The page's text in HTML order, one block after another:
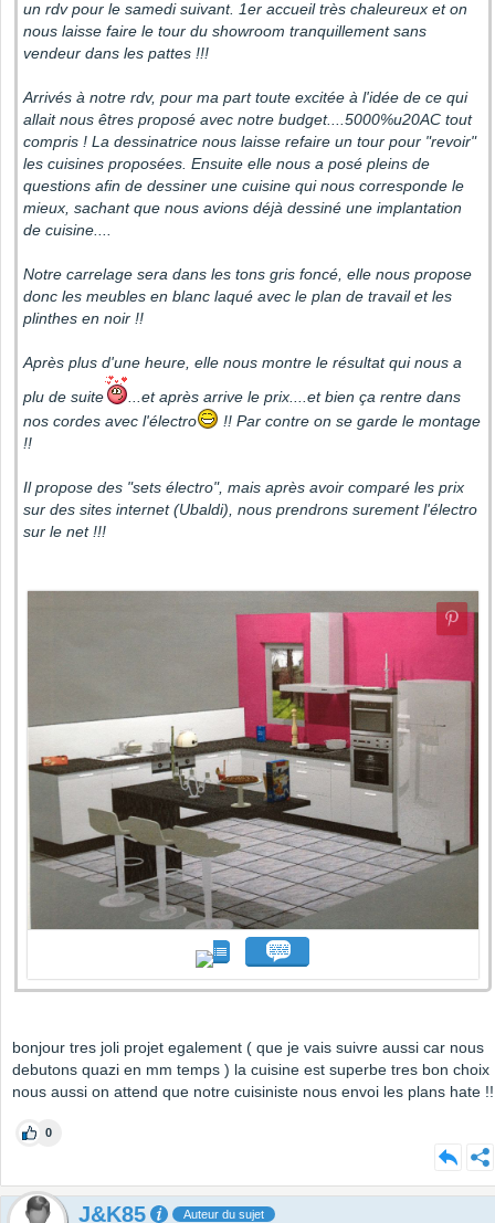
un rdv pour le samedi suivant. 1er accueil très chaleureux et on
nous laisse faire le tour du showroom tranquillement sans
vendeur dans les pattes !!!
Arrivés à notre rdv, pour ma part toute excitée à l'idée de ce qui
allait nous êtres proposé avec notre budget....5000%u20AC tout
compris ! La dessinatrice nous laisse refaire un tour pour "revoir"
les cuisines proposées. Ensuite elle nous a posé pleins de
questions afin de dessiner une cuisine qui nous corresponde le
mieux, sachant que nous avions déjà dessiné une implantation
de cuisine....
Notre carrelage sera dans les tons gris foncé, elle nous propose
donc les meubles en blanc laqué avec le plan de travail et les
plinthes en noir !!
Après plus d'une heure, elle nous montre le résultat qui nous a
plu de suite
...et après arrive le prix....et bien ça rentre dans
nos cordes avec l'électro
!! Par contre on se garde le montage
!!
Il propose des "sets électro", mais après avoir comparé les prix
sur des sites internet (Ubaldi), nous prendrons surement l'électro
sur le net !!!
bonjour tres joli projet egalement ( que je vais suivre aussi car nous
debutons quazi en mm temps ) la cuisine est superbe tres bon choix
nous aussi on attend que notre cuisiniste nous envoi les plans hate !!
0
J&K85 Auteur du sujet